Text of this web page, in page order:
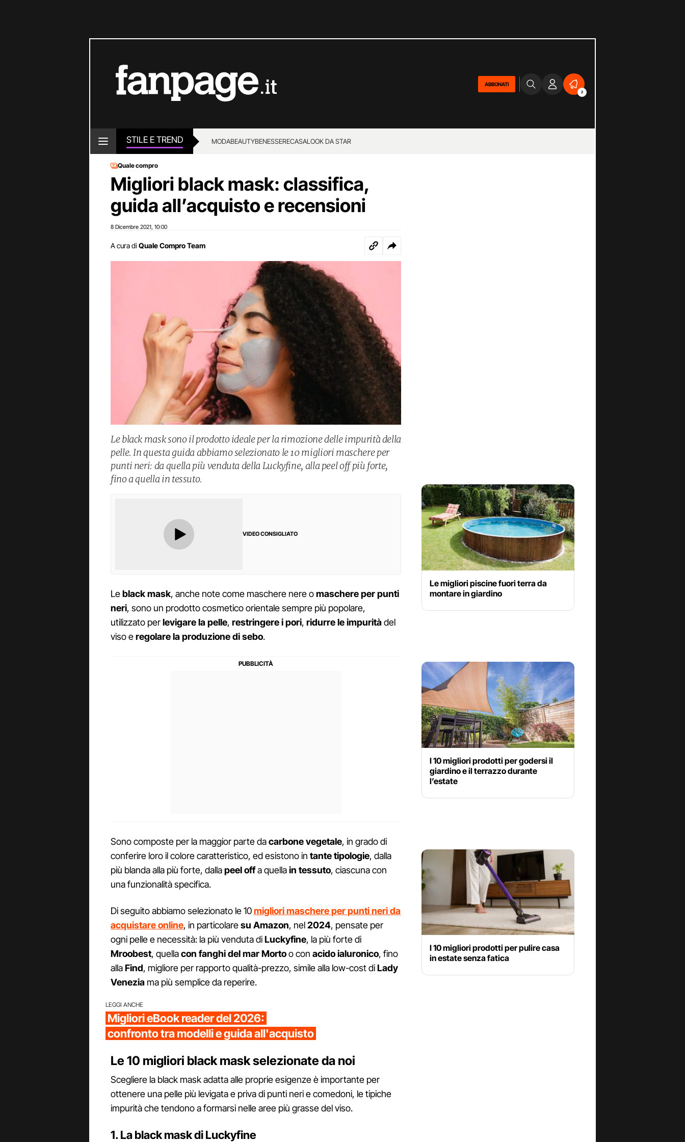
ABBONATI
2
STILE E TREND MODABEAUTYBENESSERECASALOOK DA STAR
Quale compro
Migliori black mask: classifica,
guida all’acquisto e recensioni
8 Dicembre 2021 10:00
A cura di Quale Compro Team
Le black mask sono il prodotto ideale per la rimozione delle impurità della
pelle. In questa guida abbiamo selezionato le 10 migliori maschere per
punti neri: da quella più venduta della Luckyfine, alla peel off più forte,
fino a quella in tessuto.
VIDEO CONSIGLIATO
Leblack mask, anche note come maschere nere omaschere per punti
neri, sono un prodotto cosmetico orientale sempre più popolare,
utilizzato perlevigare la pelle, restringere i pori, ridurre le impuritàdel
viso eregolare la produzione di sebo.
Sono composte per la maggior parte dacarbone vegetale, in grado di
conferire loro il colore caratteristico, ed esistono in tante tipologie, dalla
più blanda alla più forte, dallapeel offa quellain tessuto, ciascuna con
una funzionalità specifica.
Di seguito abbiamo selezionato le 10migliori maschere per punti nerida
acquistare online, in particolaresu Amazon, nel2024, pensate per
ogni pelle e necessità: la più venduta diLuckyfine, la più forte di
Mroobest, quellacon fanghi del mar Mortoo con acido ialuronico, fino
allaFind, migliore per rapporto qualità-prezzo, simile alla low-cost diLady
Venezia ma più semplice da reperire.
LEGGI ANCHE
Migliori eBook reader del 2026:
confronto tra modelli e guida all'acquisto
Le 10 migliori black mask selezionate da noi
Scegliere la black mask adatta alle proprie esigenze è importante per
ottenere una pelle più levigata e priva di punti neri e comedoni, le tipiche
impurità che tendono a formarsi nelle aree più grasse del viso.
1. La black mask di Luckyfine
Le migliori piscine fuori terra da
montare in giardino
I 10 migliori prodotti per godersi il
giardino e il terrazzo durante
l’estate
I 10 migliori prodotti per pulire casa
in estate senza fatica